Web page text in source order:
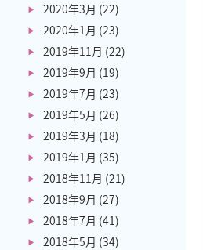
2020年3月 (22)
2020年1月 (23)
2019年11月 (22)
2019年9月 (19)
2019年7月 (23)
2019年5月 (26)
2019年3月 (18)
2019年1月 (35)
2018年11月 (21)
2018年9月 (27)
2018年7月 (41)
2018年5月 (34)